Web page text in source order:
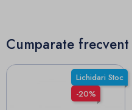
Cumparate
Lichidari Stoc
-20%